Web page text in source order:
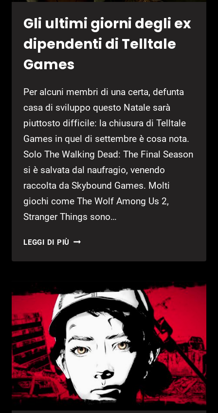
Gli ultimi giorni degli ex
dipendenti di Telltale
Games
Per alcuni membri di una certa, defunta
casa di sviluppo questo Natale sarà
piuttosto difficile: la chiusura di Telltale
Games in quel di settembre è cosa nota.
Solo The Walking Dead: The Final Season
si è salvata dal naufragio, venendo
raccolta da Skybound Games. Molti
giochi come The Wolf Among Us 2,
Stranger Things sono…
LEGGI DI PIÙ GLI
GIORNI
EX
DIPENDENTI
DI
TELLTALE
GAMES